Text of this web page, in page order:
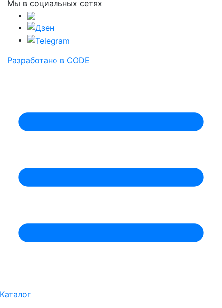
Мы в социальных сетях
Разработано в CODE
Каталог